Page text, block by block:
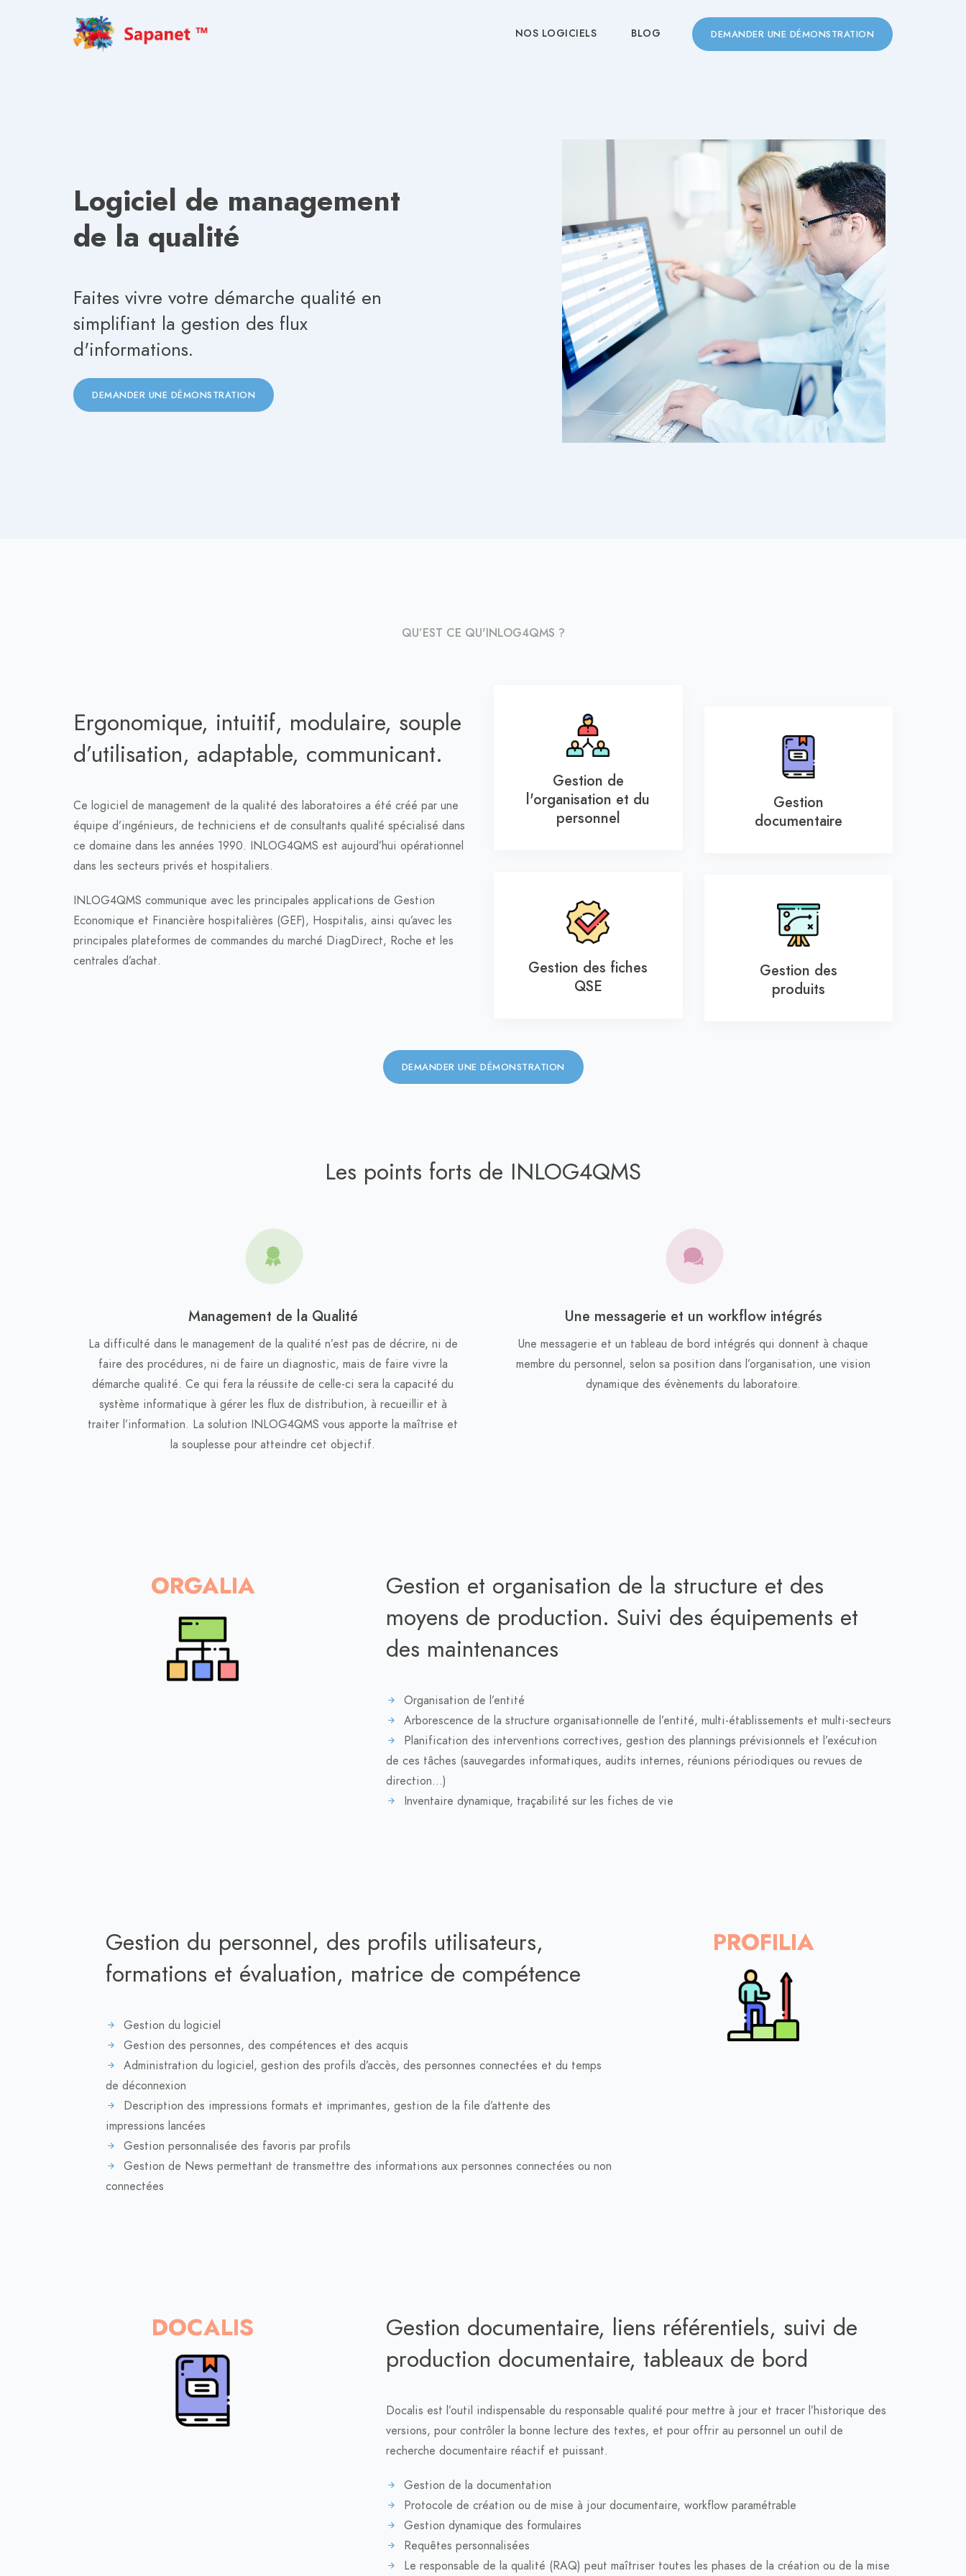
DEMANDER UNE DÉMONSTRATION
NOS LOGICIELS BLOG
Logiciel de management
de la qualité
Faites vivre votre démarche qualité en
simplifiant la gestion des flux
d'informations.
DEMANDER UNE DÉMONSTRATION
QU’EST CE QU'INLOG4QMS ?
Ergonomique, intuitif, modulaire, souple
d’utilisation, adaptable, communicant.
Ce logiciel de management de la qualité des laboratoires a été créé par une
équipe d’ingénieurs, de techniciens et de consultants qualité spécialisé dans
ce domaine dans les années 1990. INLOG4QMS est aujourd’hui opérationnel
dans les secteurs privés et hospitaliers.
INLOG4QMS communique avec les principales applications de Gestion
Economique et Financière hospitalières (GEF), Hospitalis, ainsi qu’avec les
principales plateformes de commandes du marché DiagDirect, Roche et les
centrales d’achat.
Gestion de
l'organisation et du
personnel
Gestion des fiches
QSE
Gestion
documentaire
Gestion des
produits
DEMANDER UNE DÉMONSTRATION
Les points forts de INLOG4QMS
Management de la Qualité
La difficulté dans le management de la qualité n’est pas de décrire, ni de
faire des procédures, ni de faire un diagnostic, mais de faire vivre la
démarche qualité. Ce qui fera la réussite de celle-ci sera la capacité du
système informatique à gérer les flux de distribution, à recueillir et à
traiter l’information. La solution INLOG4QMS vous apporte la maîtrise et
la souplesse pour atteindre cet objectif.
Une messagerie et un workflow intégrés
Une messagerie et un tableau de bord intégrés qui donnent à chaque
membre du personnel, selon sa position dans l’organisation, une vision
dynamique des évènements du laboratoire.
ORGALIA
Gestion et organisation de la structure et des
moyens de production. Suivi des équipements et
des maintenances
Organisation de l’entité
Arborescence de la structure organisationnelle de l’entité, multi-établissements et multi-secteurs
Planification des interventions correctives, gestion des plannings prévisionnels et l’exécution
de ces tâches (sauvegardes informatiques, audits internes, réunions périodiques ou revues de
direction…)
Inventaire dynamique, traçabilité sur les fiches de vie
Gestion du personnel, des profils utilisateurs,
formations et évaluation, matrice de compétence
Gestion du logiciel
Gestion des personnes, des compétences et des acquis
Administration du logiciel, gestion des profils d’accès, des personnes connectées et du temps
de déconnexion
Description des impressions formats et imprimantes, gestion de la file d’attente des
impressions lancées
Gestion personnalisée des favoris par profils
Gestion de News permettant de transmettre des informations aux personnes connectées ou non
connectées
PROFILIA
DOCALIS
Gestion documentaire, liens référentiels, suivi de
production documentaire, tableaux de bord
Docalis est l’outil indispensable du responsable qualité pour mettre à jour et tracer l’historique des
versions, pour contrôler la bonne lecture des textes, et pour offrir au personnel un outil de
recherche documentaire réactif et puissant.
Gestion de la documentation
Protocole de création ou de mise à jour documentaire, workflow paramétrable
Gestion dynamique des formulaires
Requêtes personnalisées
Le responsable de la qualité (RAQ) peut maîtriser toutes les phases de la création ou de la mise